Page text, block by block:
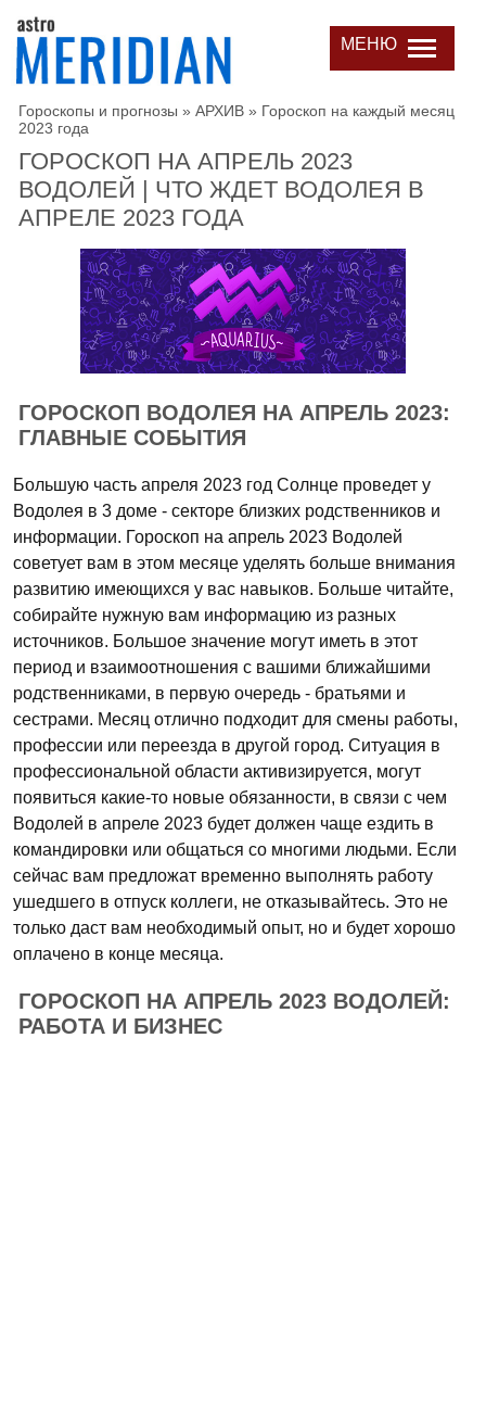
МЕНЮ
Гороскопы и прогнозы » АРХИВ » Гороскоп на каждый месяц
2023 года
ГОРОСКОП НА АПРЕЛЬ 2023
ВОДОЛЕЙ | ЧТО ЖДЕТ ВОДОЛЕЯ В
АПРЕЛЕ 2023 ГОДА
ГОРОСКОП ВОДОЛЕЯ НА АПРЕЛЬ 2023:
ГЛАВНЫЕ СОБЫТИЯ
Большую часть апреля 2023 год Солнце проведет у
Водолея в 3 доме - секторе близких родственников и
информации. Гороскоп на апрель 2023 Водолей
советует вам в этом месяце уделять больше внимания
развитию имеющихся у вас навыков. Больше читайте,
собирайте нужную вам информацию из разных
источников. Большое значение могут иметь в этот
период и взаимоотношения с вашими ближайшими
родственниками, в первую очередь - братьями и
сестрами. Месяц отлично подходит для смены работы,
профессии или переезда в другой город. Ситуация в
профессиональной области активизируется, могут
появиться какие-то новые обязанности, в связи с чем
Водолей в апреле 2023 будет должен чаще ездить в
командировки или общаться со многими людьми. Если
сейчас вам предложат временно выполнять работу
ушедшего в отпуск коллеги, не отказывайтесь. Это не
только даст вам необходимый опыт, но и будет хорошо
оплачено в конце месяца.
ГОРОСКОП НА АПРЕЛЬ 2023 ВОДОЛЕЙ:
РАБОТА И БИЗНЕС